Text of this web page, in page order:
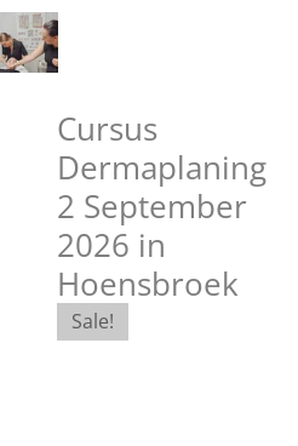
Cursus
Dermaplaning
2 September
2026 in
Hoensbroek
Sale!